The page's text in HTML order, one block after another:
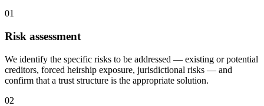
01
Risk assessment
We identify the specific risks to be addressed — existing or potential
creditors, forced heirship exposure, jurisdictional risks — and
confirm that a trust structure is the appropriate solution.
02